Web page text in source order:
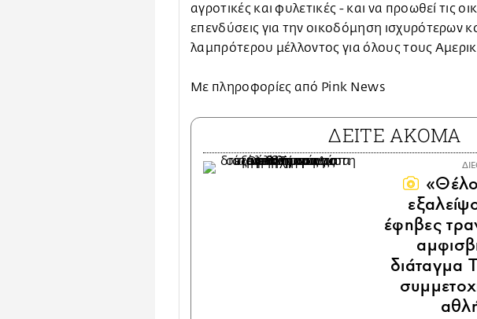
αγροτικές και φυλετικές - και να προωθεί τις
επενδύσεις για την οικοδόμηση ισχυρότερων
λαμπρότερου μέλλοντος για όλους τους
Με πληροφορίες από Pink News
ΔΕΙΤΕ ΑΚΟΜΑ
έφηβες
διάταγμα